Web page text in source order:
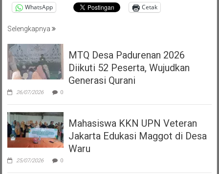
WhatsApp Cetak
Selengkapnya
MTQ Desa Padurenan 2026
Diikuti 52 Peserta, Wujudkan
Generasi Qurani
26/07/2026 0
Mahasiswa KKN UPN Veteran
Jakarta Edukasi Maggot di Desa
Waru
25/07/2026 0